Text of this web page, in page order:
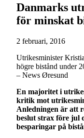
Danmarks
för minskat
2 februari, 2016
Utrikesminister
högre bistånd under
– News Øresund
En majoritet i
kritik mot
Anledningen är att
beslut strax före jul
besparingar på